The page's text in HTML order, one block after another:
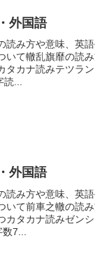
外国語
読み方や意味、英
いて轍乱旗靡の読
タカナ読みテツラ
読...
外国語
読み方や意味、英
いて前車之轍の読
カタカナ読みゼン
7...